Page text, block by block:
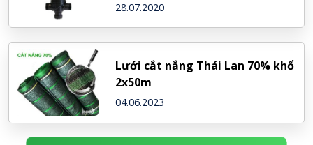
28.07.2020
Lưới cắt nắng Thái Lan 70% khổ
2x50m
04.06.2023